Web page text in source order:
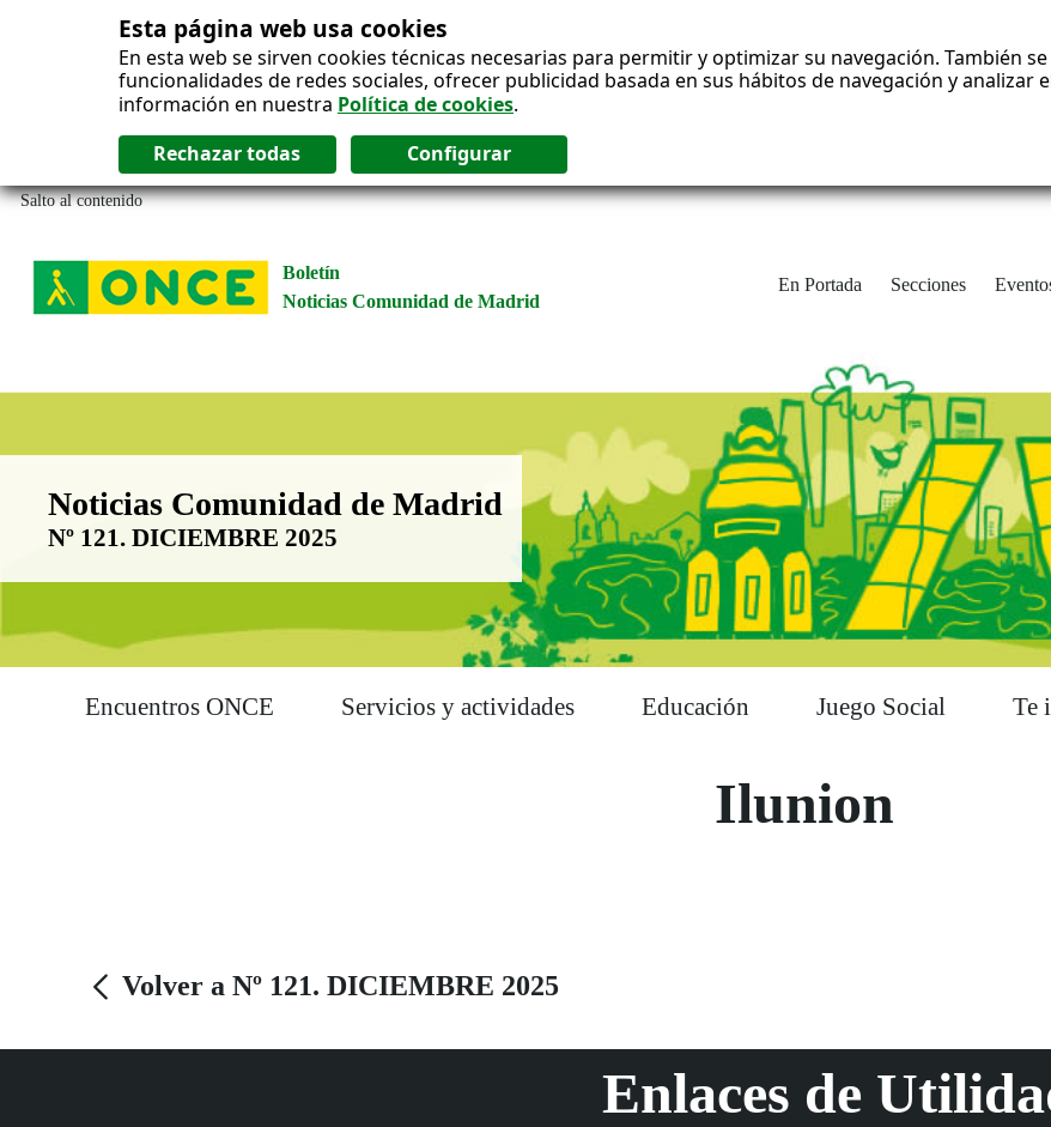
Esta página web usa cookies
En esta web se sirven cookies técnicas necesarias para permitir y optimizar su navegación. También
funcionalidades de redes sociales, ofrecer publicidad basada en sus hábitos de navegación y
información en nuestra Política de cookies.
Salto al contenido
Boletín
Noticias Comunidad de Madrid
En Portada Secciones
Boletín Noticias Comunidad de Madrid
Noticias Comunidad de Madrid
Nº 121. DICIEMBRE 2025
Encuentros ONCE Servicios y actividades Educación Juego Social Te
Ilunion
Volver a Nº 121. DICIEMBRE 2025
Enlaces de